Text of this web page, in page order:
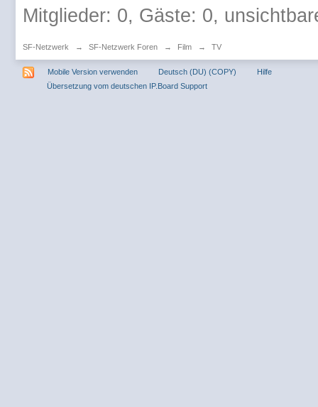
Mitglieder: 0, Gäste: 0,
SF-Netzwerk → SF-Netzwerk Foren → Film → TV
Mobile Version verwenden Deutsch (DU) (COPY)
Hilfe
Übersetzung vom deutschen IP.Board Support